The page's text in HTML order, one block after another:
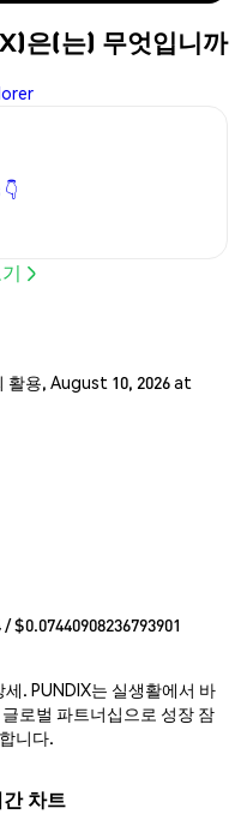
은(는) 무엇입니까
활용, August 10, 2026 at
/ $0.07440908236793901
. PUNDIX는 실생활에서 바
로벌 파트너십으로 성장 잠
니다.
차트